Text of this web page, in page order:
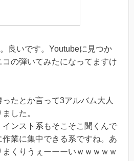
良いです。Youtubeに見つか
の弾いてみたになってますけ
たとか言って3アルバム大人
した。
ンスト系もそこそこ聞くんで
業に集中できる系ですね。あ
くりうぇーーーいｗｗｗｗｗ